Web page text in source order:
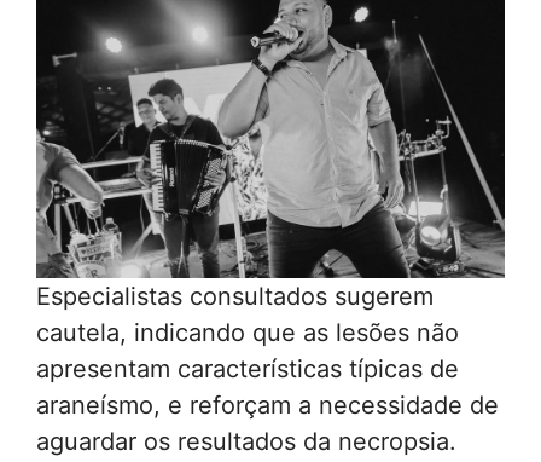
Especialistas consultados sugerem
cautela, indicando que as lesões não
apresentam características típicas de
araneísmo, e reforçam a necessidade de
aguardar os resultados da necropsia.